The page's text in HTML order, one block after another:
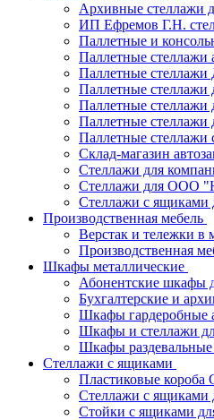
Архивные стеллажи
ИП Ефремов Г.Н.
Паллетные и
Паллетные стеллажи
Паллетные
Паллетные стеллажи
Паллетные
Паллетные стеллажи
Паллетные стеллажи
Склад-магазин
Стеллажи для
Стеллажи для ООО
Стеллажи с ящиками
Производственная мебель
Верстак и тележки в
Производственная
Шкафы металлические
Абонентские шкафы
Бухгалтерские и
Шкафы гардеробные
Шкафы и стеллажи
Шкафы раздевальные
Стеллажи с ящиками
Пластиковые короба
Стеллажи с ящиками
Стойки с ящиками